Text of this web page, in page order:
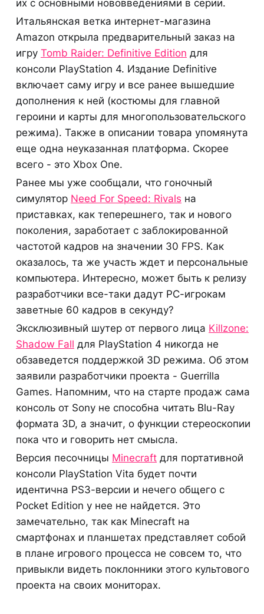
их с основными нововведениями в серии.
Итальянская ветка интернет-магазина
Amazon открыла предварительный заказ на
игру Tomb Raider: Definitive Edition для
консоли PlayStation 4. Издание Definitive
включает саму игру и все ранее вышедшие
дополнения к ней (костюмы для главной
героини и карты для многопользовательского
режима). Также в описании товара упомянута
еще одна неуказанная платформа. Скорее
всего - это Xbox One.
Ранее мы уже сообщали, что гоночный
симулятор Need For Speed: Rivals на
приставках, как теперешнего, так и нового
поколения, заработает с заблокированной
частотой кадров на значении 30 FPS. Как
оказалось, та же участь ждет и персональные
компьютера. Интересно, может быть к релизу
разработчики все-таки дадут PC-игрокам
заветные 60 кадров в секунду?
Эксклюзивный шутер от первого лица Killzone:
Shadow Fall для PlayStation 4 никогда не
обзаведется поддержкой 3D режима. Об этом
заявили разработчики проекта - Guerrilla
Games. Напомним, что на старте продаж сама
консоль от Sony не способна читать Blu-Ray
формата 3D, а значит, о функции стереоскопии
пока что и говорить нет смысла.
Версия песочницы Minecraft для портативной
консоли PlayStation Vita будет почти
идентична PS3-версии и нечего общего с
Pocket Edition у нее не найдется. Это
замечательно, так как Minecraft на
смартфонах и планшетах представляет собой
в плане игрового процесса не совсем то, что
привыкли видеть поклонники этого культового
проекта на своих мониторах.